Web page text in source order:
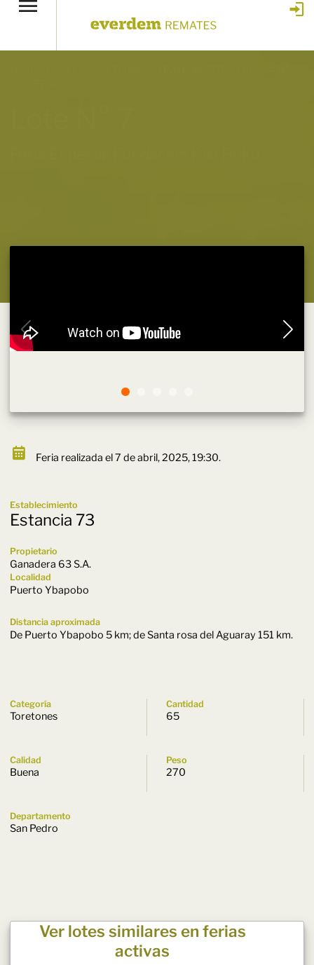
Feria realizada el 7 de abril, 2025, 19:30.
Establecimiento
Estancia 73
Propietario
Ganadera 63 S.A.
Localidad
Puerto Ybapobo
Distancia aproximada
De Puerto Ybapobo 5 km; de Santa rosa del Aguaray 151 km.
Categoría
Toretones
Cantidad
65
Calidad
Buena
Peso
270
Departamento
San Pedro
Ver lotes similares en ferias
activas